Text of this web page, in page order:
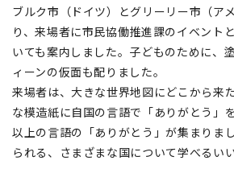
ブルク市（ドイツ）とグリーリー市（ア
り、来場者に市民協働推進課のイベント
いても案内しました。子どものために、
ィーンの仮面も配りました。
来場者は、大きな世界地図にどこから来
な模造紙に自国の言語で「ありがとう」
以上の言語の「ありがとう」が集まりま
られる、さまざまな国について学べるい